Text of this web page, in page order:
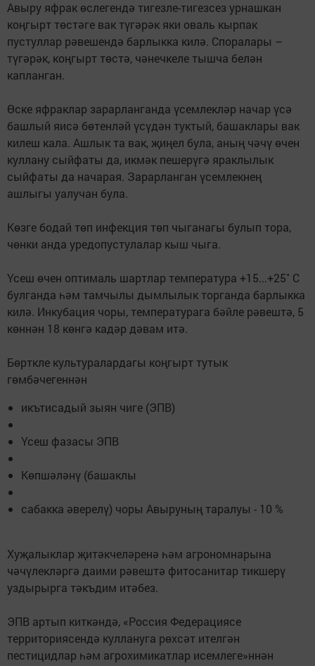
Авыру яфрак өслегендә тигезле-тигезсез урнашкан
коңгырт төстәге вак түгәрәк яки оваль кырпак
пустуллар рәвешендә барлыкка килә. Споралары –
түгәрәк, коңгырт төстә, чәнечкеле тышча белән
капланган.
Өске яфраклар зарарланганда үсемлекләр начар үсә
башлый яисә бөтенләй үсүдән туктый, башаклары вак
килеш кала. Ашлык та вак, җиңел була, аның чәчү өчен
куллану сыйфаты да, икмәк пешерүгә яраклылык
сыйфаты да начарая. Зарарланган үсемлекнең
ашлыгы уалучан була.
Көзге бодай төп инфекция төп чыганагы булып тора,
чөнки анда уредопустулалар кыш чыга.
Үсеш өчен оптималь шартлар температура +15...+25˚ С
булганда һәм тамчылы дымлылык торганда барлыкка
килә. Инкубация чоры, температурага бәйле рәвештә, 5
көннән 18 көнгә кадәр дәвам итә.
Бөрткле культуралардагы коңгырт тутык
гөмбәчегеннән
икътисадый зыян чиге (ЭПВ)
Үсеш фазасы ЭПВ
Көпшәләнү (башаклы
сабакка әверелү) чоры Авыруның таралуы - 10 %
Хуҗалыклар җитәкчеләренә һәм агрономнарына
чәчүлекләргә даими рәвештә фитосанитар тикшерү
уздырырга тәкъдим итәбез.
ЭПВ артып киткәндә, «Россия Федерациясе
территориясендә куллануга рөхсәт ителгән
пестицидлар һәм агрохимикатлар исемлеге»ннән